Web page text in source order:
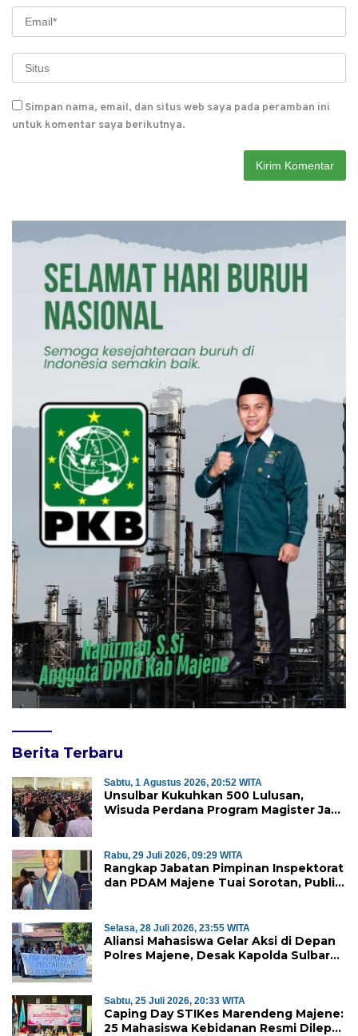
Simpan nama, email, dan situs web saya pada peramban ini
untuk komentar saya berikutnya.
Berita Terbaru
Sabtu, 1 Agustus 2026, 20:52 WITA
Unsulbar Kukuhkan 500 Lulusan,
Wisuda Perdana Program Magister Jadi
Rabu, 29 Juli 2026, 09:29 WITA
Rangkap Jabatan Pimpinan Inspektorat
dan PDAM Majene Tuai Sorotan, Publik
Selasa, 28 Juli 2026, 23:55 WITA
Aliansi Mahasiswa Gelar Aksi di Depan
Polres Majene, Desak Kapolda Sulbar
Sabtu, 25 Juli 2026, 20:33 WITA
Caping Day STIKes Marendeng Majene:
25 Mahasiswa Kebidanan Resmi Dilepas